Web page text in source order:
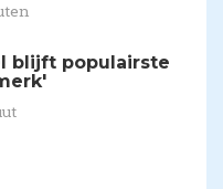
blijft populairste